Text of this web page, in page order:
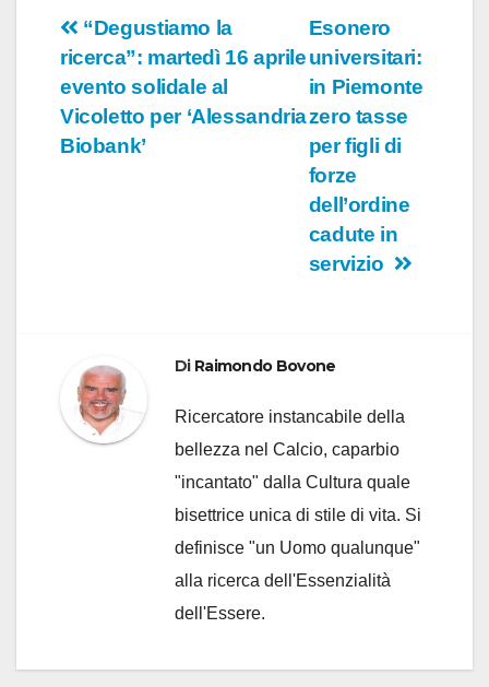
Navigazione
articoli
Esonero
universitari:
in Piemonte
zero tasse
per figli di
forze
dell’ordine
cadute in
servizio
“Degustiamo la
ricerca”: martedì 16 aprile
evento solidale al
Vicoletto per ‘Alessandria
Biobank’
Di Raimondo Bovone
Ricercatore instancabile della
bellezza nel Calcio, caparbio
"incantato" dalla Cultura quale
bisettrice unica di stile di vita. Si
definisce "un Uomo qualunque"
alla ricerca dell'Essenzialità
dell'Essere.